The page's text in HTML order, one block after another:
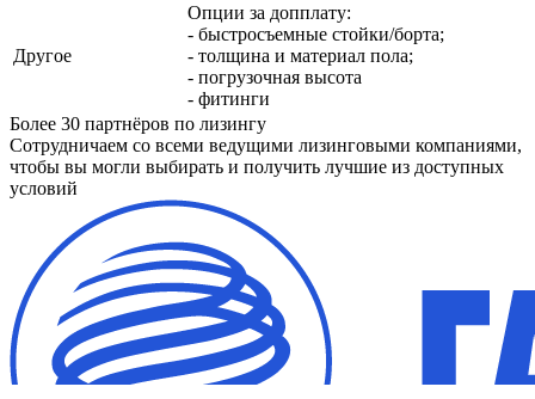
Другое
Опции за допплату:
- быстросъемные стойки/борта;
- толщина и материал пола;
- погрузочная высота
- фитинги
Более 30 партнёров по лизингу
Сотрудничаем со всеми ведущими лизинговыми компаниями,
чтобы вы могли выбирать и получить лучшие из доступных
условий